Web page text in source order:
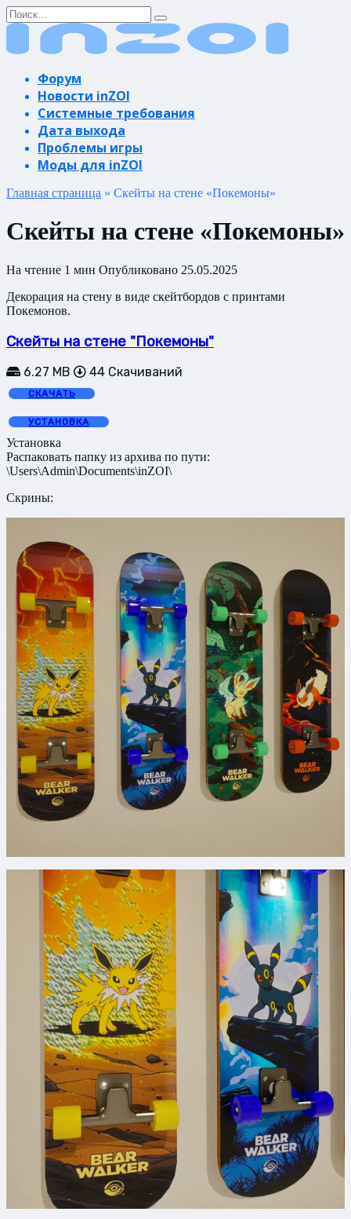
Перейти
к
содержанию
Search
for:
Форум
Новости inZOI
Системные требования
Дата выхода
Проблемы игры
Моды для inZOI
Главная страница » Скейты на стене «Покемоны»
Скейты на стене «Покемоны»
На чтение 1 мин Опубликовано 25.05.2025
Декорация на стену в виде скейтбордов с принтами
Покемонов.
Скейты на стене "Покемоны"
6.27 MB 44 Скачиваний
СКАЧАТЬ
УСТАНОВКА
Установка
Распаковать папку из архива по пути:
\Users\Admin\Documents\inZOI\
Скрины: